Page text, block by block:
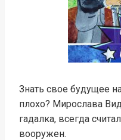
Знать свое будущее
плохо? Мирослава
гадалка, всегда
вооружен.